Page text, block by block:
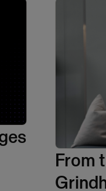
From